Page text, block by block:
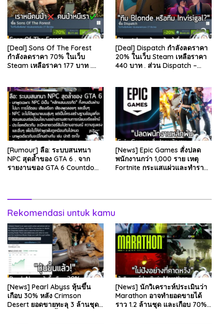
[Deal] Sons Of The Forest
กำลังลดราคา 70% ในเว็บ
Steam เหลือราคา 177 บาท .
[Deal] Dispatch กำลังลดราคา
20% ในเว็บ Steam เหลือราคา
440 บาท . ส่วน Dispatch –
[Rumour] ลือ: ระบบสนทนา
NPC สุดล้ำของ GTA 6 . จาก
รายงานของ GTA 6 Countdown
[News] Epic Games สั่งปลด
พนักงานกว่า 1,000 ราย เหตุ
Fortnite กระแสแผ่วและทำราย
Rekomendasi untuk kamu
[News] Pearl Abyss หุ้นขึ้น
เกือบ 30% หลัง Crimson
Desert ยอดขายทะลุ 3 ล้านชุด
[News] นักวิเคราะห์ประเมินว่า
Marathon อาจทำยอดขายได้
ราว 1.2 ล้านชุด และเกือบ 70%